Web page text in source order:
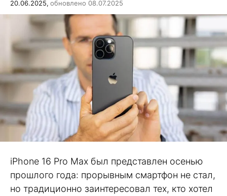
20.06.2025, обновлено 08.07.2025
iPhone 16 Pro Max был представлен осенью
прошлого года: прорывным смартфон не стал,
но традиционно заинтересовал тех, кто хотел